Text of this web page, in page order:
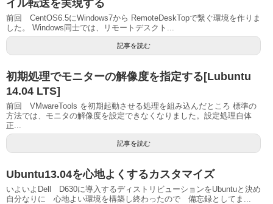
イル転送を実現する
前回 CentOS6.5にWindows7から RemoteDeskTopで繋ぐ環境を作りま
した。 Windows同士では、リモートデスクト...
記事を読む
初期処理でモニターの解像度を指定する[Lubuntu
14.04 LTS]
前回 VMwareTools を初期起動させる処理を組み込んだところ 標準の
方法では、モニタの解像度を設定できなくなりました。設定処理自体
正...
記事を読む
Ubuntu13.04を心地よくするカスタマイズ
いよいよDell D630に導入するディストリビューションをUbuntuと決め
自分なりに 心地よい環境を構築し終わったので 備忘録としてま...